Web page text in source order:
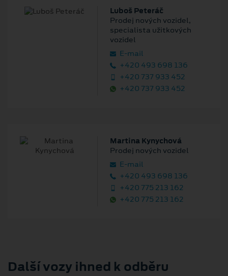
Luboš Peteráč
Prodej nových vozidel,
specialista užitkových
vozidel
E‑mail
+420 493 698 136
+420 737 933 452
+420 737 933 452
Martina Kynychová
Prodej nových vozidel
E‑mail
+420 493 698 136
+420 775 213 162
+420 775 213 162
Další vozy ihned k odběru